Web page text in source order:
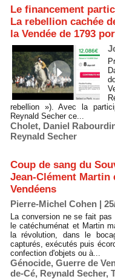
Le financement
La rebellion cachée
la Vendée de 1793
rebellion »). Avec la
Reynald Secher ce...
Cholet, Daniel
Reynald Secher
Coup de sang du
Jean-Clément Martin
Vendéens
Pierre-Michel Cohen |
La conversion ne se fait
le catéchuménat et Martin
la révolution, dans le
capturés, exécutés puis
confection d'objets ou à...
Génocide, Guerre de
de-Cé, Reynald Secher,